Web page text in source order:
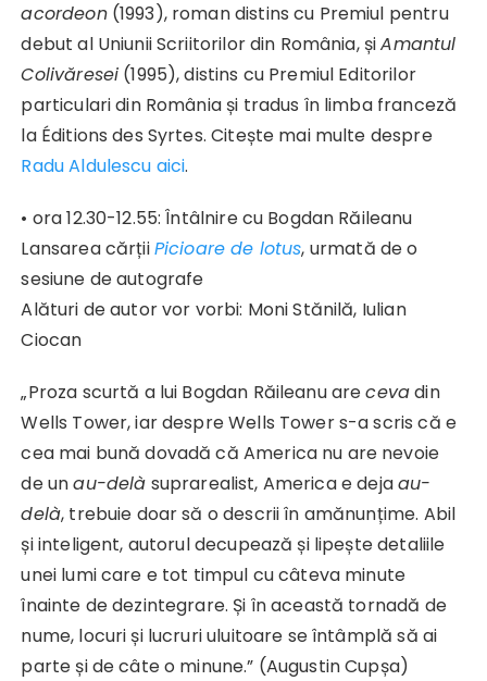
acordeon(1993), roman distins cu Premiul pentru
debut al Uniunii Scriitorilor din România, șiAmantul
Colivăresei (1995), distins cu Premiul Editorilor
particulari din România și tradus în limba franceză
la Éditions des Syrtes. Citește mai multe despre
Radu Aldulescu aici.
• ora 12.30-12.55: Întâlnire cu Bogdan Răileanu
Lansarea cărțiiPicioare de lotus, urmată de o
sesiune de autografe
Alături de autor vor vorbi: Moni Stănilă, Iulian
Ciocan
„Proza scurtă a lui Bogdan Răileanu arecevadin
Wells Tower, iar despre Wells Tower s-a scris că e
cea mai bună dovadă că America nu are nevoie
de unau-delà suprarealist, America e dejaau-
delà, trebuie doar să o descrii în amănunțime. Abil
și inteligent, autorul decupează și lipește detaliile
unei lumi care e tot timpul cu câteva minute
înainte de dezintegrare. Și în această tornadă de
nume, locuri și lucruri uluitoare se întâmplă să ai
parte și de câte o minune.” (Augustin Cupșa)